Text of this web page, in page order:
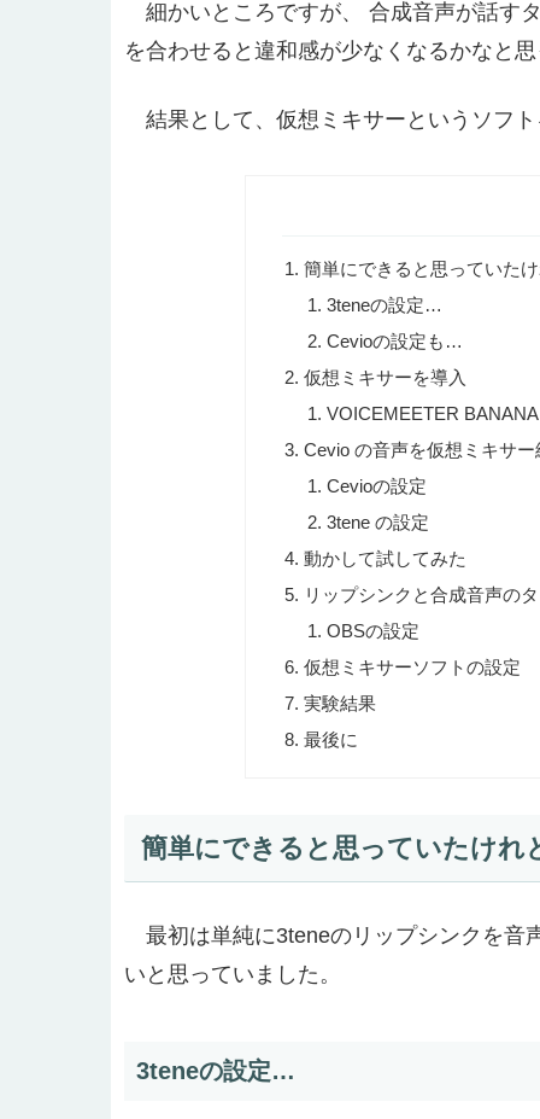
細かいところですが、 合成音声が話す
を合わせると違和感が少なくなるかなと
結果として、仮想ミキサーというソフ
簡単にできると思っていた
3teneの設定…
Cevioの設定も…
仮想ミキサーを導入
VOICEMEETER
Cevio の音声を仮想ミキサ
Cevioの設定
3tene の設定
動かして試してみた
リップシンクと合成音声の
OBSの設定
仮想ミキサーソフトの設定
実験結果
最後に
簡単にできると思っていたけ
最初は単純に3teneのリップシンクを音
いと思っていました。
3teneの設定…